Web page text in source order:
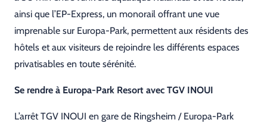
ainsi que l’EP-Express, un monorail offrant une vue
imprenable sur Europa-Park, permettent aux résidents des
hôtels et aux visiteurs de rejoindre les différents espaces
privatisables en toute sérénité.
Se rendre à Europa-Park Resort avec TGV INOUI
L’arrêt TGV INOUI en gare de Ringsheim / Europa-Park